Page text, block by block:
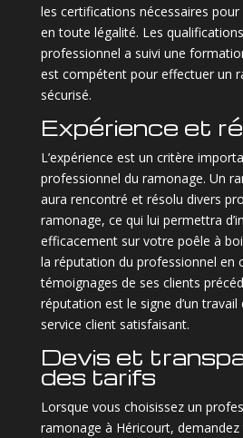
les certifications nécessaires
en toute légalité. Les
professionnel a suivi une
est compétent pour effectuer un
sécurisé.
Expérience et
L’expérience est un critère
professionnel du ramonage. Un
aura rencontré et résolu divers
ramonage, ce qui lui permettra
efficacement sur votre poêle à
la réputation du professionnel en
témoignages de ses clients
réputation est le signe d’un travail
service client satisfaisant.
Devis et
des tarifs
Lorsque vous choisissez un
ramonage à Héricourt,